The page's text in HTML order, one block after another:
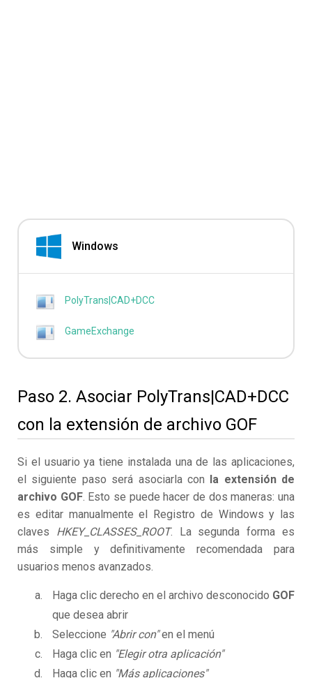
Windows
PolyTrans|CAD+DCC
GameExchange
Paso 2. Asociar PolyTrans|CAD+DCC
con la extensión de archivo GOF
Si el usuario ya tiene instalada una de las aplicaciones,
el siguiente paso será asociarla con la extensión de
archivo GOF. Esto se puede hacer de dos maneras: una
es editar manualmente el Registro de Windows y las
claves HKEY_CLASSES_ROOT. La segunda forma es
más simple y definitivamente recomendada para
usuarios menos avanzados.
Haga clic derecho en el archivo desconocido GOF
que desea abrir
Seleccione "Abrir con"en el menú
Haga clic en "Elegir otra aplicación"
Haga clic en "Más aplicaciones"